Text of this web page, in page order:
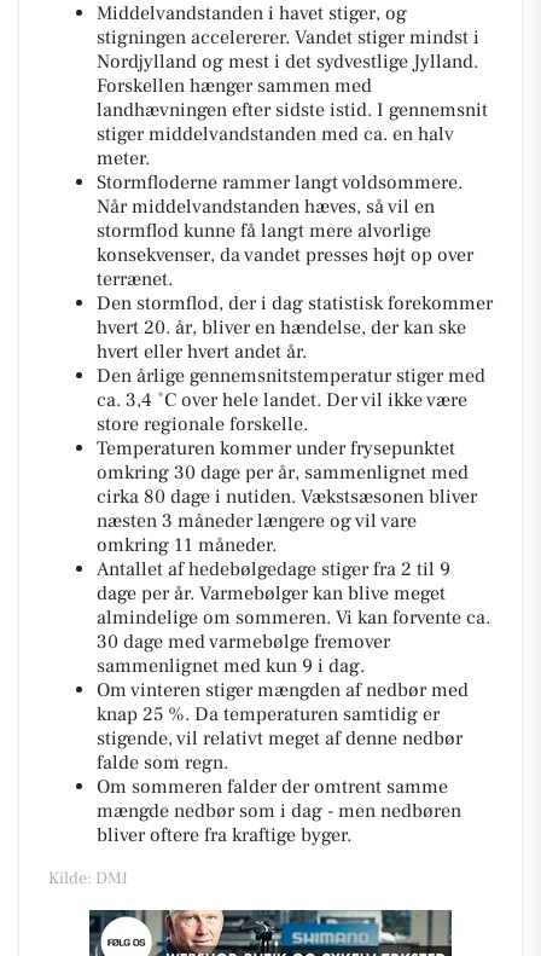
Middelvandstanden i havet stiger, og
stigningen accelererer. Vandet stiger mindst i
Nordjylland og mest i det sydvestlige Jylland.
Forskellen hænger sammen med
landhævningen efter sidste istid. I gennemsnit
stiger middelvandstanden med ca. en halv
meter.
Stormfloderne rammer langt voldsommere.
Når middelvandstanden hæves, så vil en
stormflod kunne få langt mere alvorlige
konsekvenser, da vandet presses højt op over
terrænet.
Den stormflod, der i dag statistisk forekommer
hvert 20. år, bliver en hændelse, der kan ske
hvert eller hvert andet år.
Den årlige gennemsnitstemperatur stiger med
ca. 3,4 ˚C over hele landet. Der vil ikke være
store regionale forskelle.
Temperaturen kommer under frysepunktet
omkring 30 dage per år, sammenlignet med
cirka 80 dage i nutiden. Vækstsæsonen bliver
næsten 3 måneder længere og vil vare
omkring 11 måneder.
Antallet af hedebølgedage stiger fra 2 til 9
dage per år. Varmebølger kan blive meget
almindelige om sommeren. Vi kan forvente ca.
30 dage med varmebølge fremover
sammenlignet med kun 9 i dag.
Om vinteren stiger mængden af nedbør med
knap 25 %. Da temperaturen samtidig er
stigende, vil relativt meget af denne nedbør
falde som regn.
Om sommeren falder der omtrent samme
mængde nedbør som i dag - men nedbøren
bliver oftere fra kraftige byger.
Kilde: DMI